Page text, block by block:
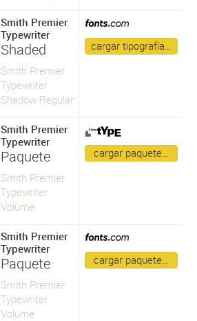
Smith Premier
Typewriter
Shaded
Smith Premier
Typewriter
Shadow Regular
cargar tipografía…
Smith Premier
Typewriter
Paquete
Smith Premier
Typewriter
Volume
cargar paquete…
Smith Premier
Typewriter
Paquete
Smith Premier
Typewriter
Volume
cargar paquete…